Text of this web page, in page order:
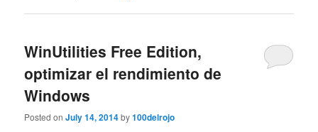
WinUtilities Free Edition,
optimizar el rendimiento de
Windows
Posted onJuly 14, 2014by100delrojo